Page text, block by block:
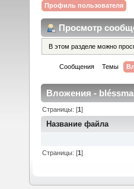
Профиль пользователя
Просмотр
В этом разделе можно
Сообщения Темы
Вложения -
Страницы: [1]
Название файла
Страницы: [1]